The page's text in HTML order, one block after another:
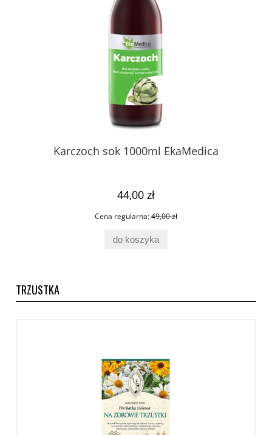
Karczoch sok 1000ml EkaMedica
44,00 zł
Cena regularna:49,00 zł
do koszyka
TRZUSTKA